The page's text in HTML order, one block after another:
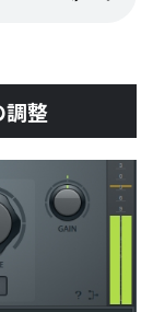
調整